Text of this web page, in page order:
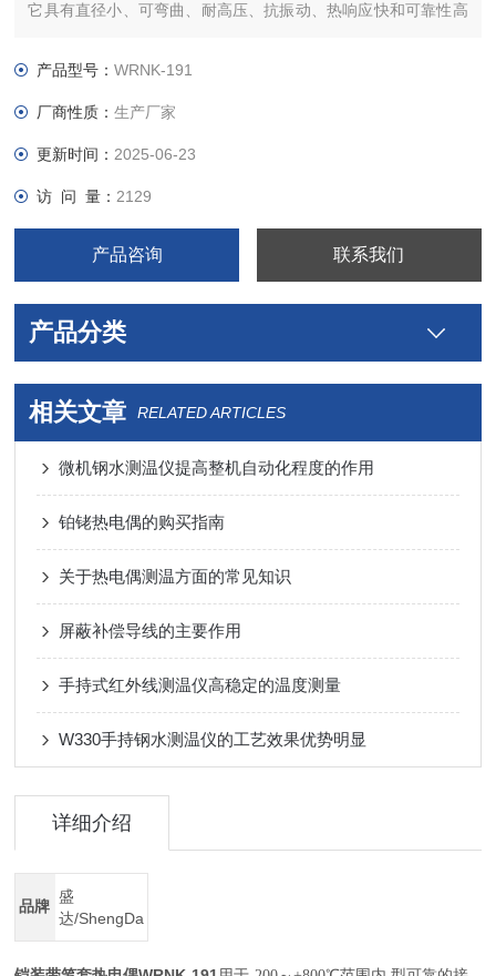
它具有直径小、可弯曲、耐高压、抗振动、热响应快和可靠性高
代装配热电偶的趋势。
产品型号：WRNK-191
厂商性质：生产厂家
更新时间： 2025-06-23
访 问 量： 2129
产品咨询 联系我们
产品分类
相关文章 RELATED ARTICLES
微机钢水测温仪提高整机自动化程度的作用
铂铑热电偶的购买指南
关于热电偶测温方面的常见知识
屏蔽补偿导线的主要作用
手持式红外线测温仪高稳定的温度测量
W330手持钢水测温仪的工艺效果优势明显
详细介绍
品牌
盛
达/ShengDa